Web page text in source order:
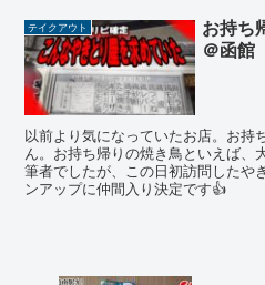
テイクアウト
お持ち
＠函館
以前より気になっていたお店。お持
ん。お持ち帰りの焼き鳥といえば、
筆者でしたが、この日初訪問したや
ンアップに仲間入り決定です👍